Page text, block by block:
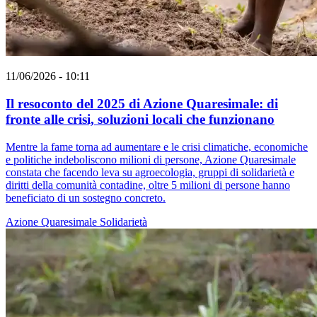
11/06/2026 - 10:11
Il resoconto del 2025 di Azione Quaresimale: di
fronte alle crisi, soluzioni locali che funzionano
Mentre la fame torna ad aumentare e le crisi climatiche, economiche
e politiche indeboliscono milioni di persone, Azione Quaresimale
constata che facendo leva su agroecologia, gruppi di solidarietà e
diritti della comunità contadine, oltre 5 milioni di persone hanno
beneficiato di un sostegno concreto.
Azione Quaresimale Solidarietà